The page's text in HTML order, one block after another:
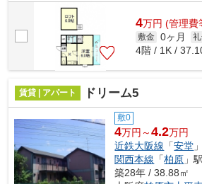
よく電車を利用する方にピッタリです。...
4万円 (管理費
敷金 0ヶ月
4階 / 1K /
賃貸 | アパート ドリーム5
敷0
4万円～4.2万円
近鉄大阪線 「安堂
関西本線 「柏原 」
築28年 / 38.88㎡